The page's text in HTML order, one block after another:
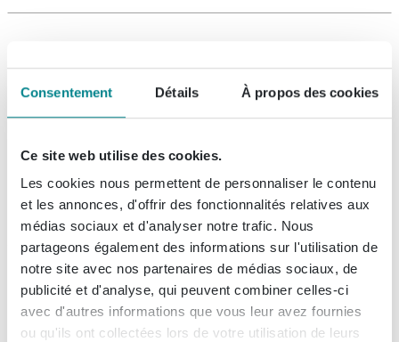
Consentement Détails À propos des cookies
Ce site web utilise des cookies.
Les cookies nous permettent de personnaliser le contenu
et les annonces, d'offrir des fonctionnalités relatives aux
médias sociaux et d'analyser notre trafic. Nous
partageons également des informations sur l'utilisation de
notre site avec nos partenaires de médias sociaux, de
publicité et d'analyse, qui peuvent combiner celles-ci
avec d'autres informations que vous leur avez fournies
ou qu'ils ont collectées lors de votre utilisation de leurs
WC-84 surélevée +10cm à fond
plat 35.5x47cm PK blanc
Livraison:
326,05
Geberit 300 Comfort cuvette
WC-84 rehaussée +10cm à
fond plat 35.5x47cm EV blanc